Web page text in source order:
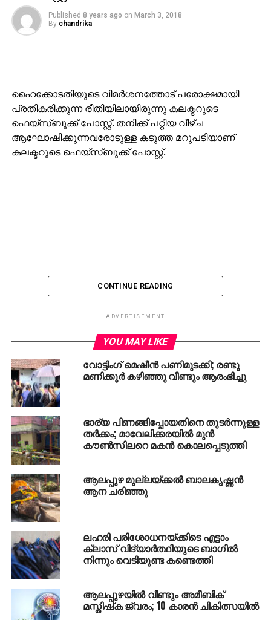
Published 8 years ago on March 3, 2018
By chandrika
ഹൈക്കോടതിയുടെ വിമര്‍ശനത്തോട് പരോക്ഷമായി
പ്രതികരിക്കുന്ന രീതിയിലായിരുന്നു കലക്ടറുടെ
ഫെയ്‌സ്ബുക്ക് പോസ്റ്റ്. തനിക്ക് പറ്റിയ വീഴ്ച
ആഘോഷിക്കുന്നവരോടുള്ള കടുത്ത മറുപടിയാണ്
കലക്ടറുടെ ഫെയ്‌സ്ബുക്ക് പോസ്റ്റ്.
അവര്‍ നിങ്ങളെ
പരാജയപ്പെടുത്തുമായിരിക്കും
അപമാനിച്ചേക്കാം
മുറിവേല്‍പിച്ചേക്കാം
CONTINUE READING
ADVERTISEMENT
YOU MAY LIKE
വോട്ടിംഗ് മെഷീൻ പണിമുടക്കി; രണ്ടു
മണിക്കൂർ കഴിഞ്ഞു വീണ്ടും ആരംഭിച്ചു
ഭാര്യ പിണങ്ങിപ്പോയതിനെ തുടര്‍ന്നുള്ള
തര്‍ക്കം; മാവേലിക്കരയില്‍ മുന്‍
കൗണ്‍സിലറെ മകന്‍ കൊലപ്പെടുത്തി
ആലപ്പുഴ മുല്ലയ്ക്കല്‍ ബാലകൃഷ്ണന്‍
ആന ചരിഞ്ഞു
ലഹരി പരിശോധനയ്ക്കിടെ എട്ടാം
ക്ലാസ് വിദ്യാര്‍ത്ഥിയുടെ ബാഗില്‍
നിന്നും വെടിയുണ്ട കണ്ടെത്തി
ആലപ്പുഴയില്‍ വീണ്ടും അമീബിക്
മസ്തിഷ്‌ക ജ്വരം; 10 കാരന്‍ ചികിത്സയില്‍